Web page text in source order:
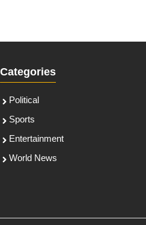
Categories
Political
Sports
Entertainment
World News